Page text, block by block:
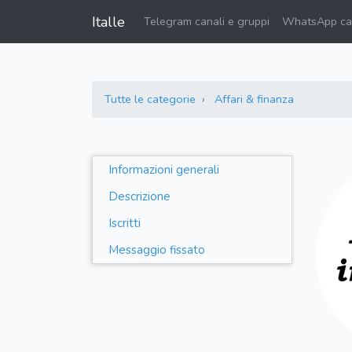
Italle Telegram canali e gruppi WhatsApp
Tutte le categorie Affari & finanza
Informazioni generali
Descrizione
Iscritti
Messaggio fissato